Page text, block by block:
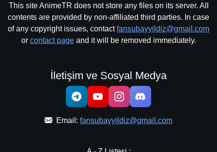
This site AnimeTR does not store any files on its server. All
contents are provided by non-affiliated third parties. In case
of any copyright issues, contactfansubayyildiz@gmail.com
or contact pageand it will be removed immediately.
İletişim ve Sosyal Medya
Email: fansubayyildiz@gmail.com